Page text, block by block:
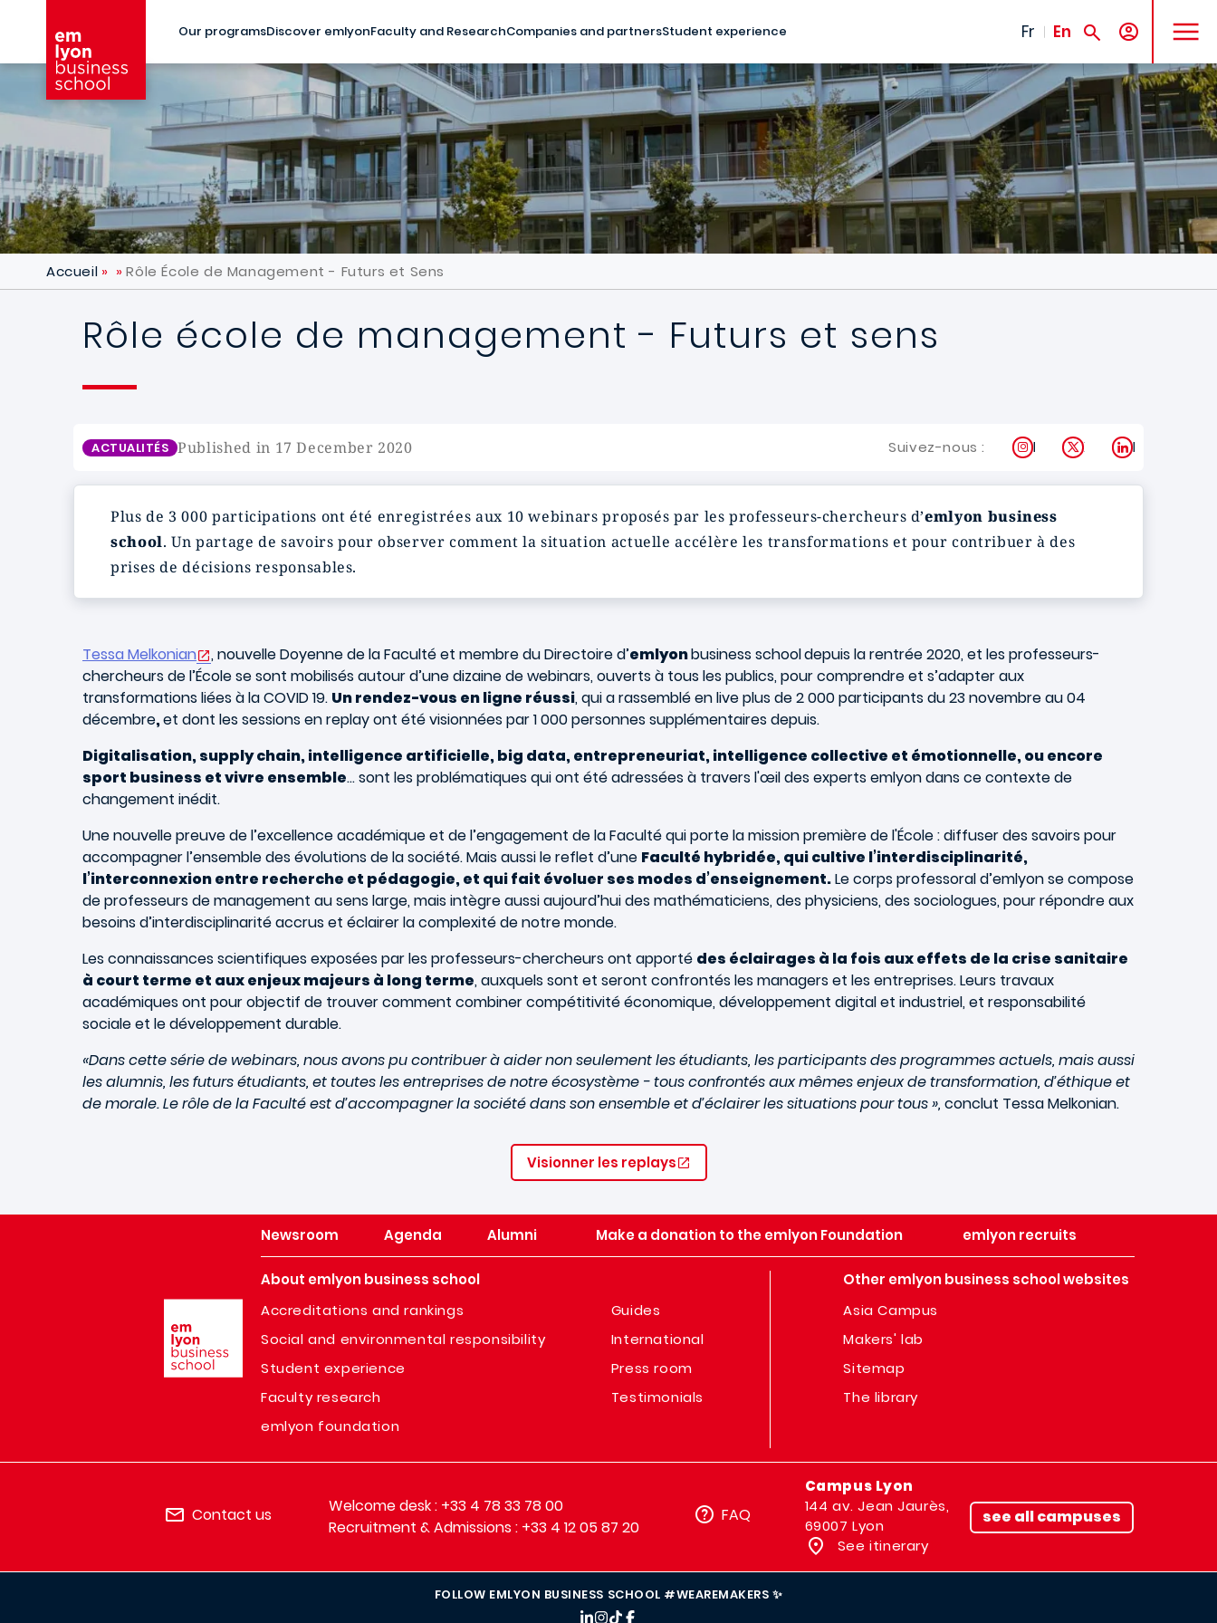
Our programsDiscover emlyonFaculty and ResearchCompanies and partnersStudent experience Fr En
MENU
Accueil Rôle École de Management - Futurs et Sens
Rôle école de management - Futurs et sens
ACTUALITÉS Published in 17 December 2020 Suivez-nous : Instagram
X LinkedIn
Plus de 3 000 participations ont été enregistrées aux 10 webinars proposés par les professeurs-chercheurs d’emlyon business
school. Un partage de savoirs pour observer comment la situation actuelle accélère les transformations et pour contribuer à des
prises de décisions responsables.
Tessa Melkonian , nouvelle Doyenne de la Faculté et membre du Directoire d’emlyonbusiness schooldepuis la rentrée 2020, et les professeurs-
chercheurs de l’École se sont mobilisés autour d’une dizaine de webinars, ouverts à tous les publics, pour comprendre et s’adapter aux
transformations liées à la COVID 19. Un rendez-vous en ligne réussi, qui a rassemblé en live plus de 2 000 participants du 23 novembre au 04
décembre,et dont les sessions en replay ont été visionnées par 1 000 personnes supplémentaires depuis.
Digitalisation, supply chain, intelligence artificielle, big data, entrepreneuriat, intelligence collective et émotionnelle, ou encore
sport business et vivre ensemble… sont les problématiques qui ont été adressées à travers l'œil des experts emlyon dans ce contexte de
changement inédit.
Une nouvelle preuve de l’excellence académique et de l’engagement de la Faculté qui porte la mission première de l'École : diffuser des savoirs pour
accompagner l’ensemble des évolutions de la société. Mais aussi le reflet d’une Faculté hybridée, qui cultive l’interdisciplinarité,
l’interconnexion entre recherche et pédagogie, et qui fait évoluer ses modes d’enseignement.Le corps professoral d’emlyon se compose
de professeurs de management au sens large, mais intègre aussi aujourd’hui des mathématiciens, des physiciens, des sociologues, pour répondre aux
besoins d’interdisciplinarité accrus et éclairer la complexité de notre monde.
Les connaissances scientifiques exposées par les professeurs-chercheurs ont apporté des éclairages à la fois aux effets de la crise sanitaire
à court terme et aux enjeux majeurs à long terme, auxquels sont et seront confrontés les managers et les entreprises. Leurs travaux
académiques ont pour objectif de trouver comment combiner compétitivité économique, développement digital et industriel, et responsabilité
sociale et le développement durable.
«Dans cette série de webinars, nous avons pu contribuer à aider non seulement les étudiants, les participants des programmes actuels, mais aussi
les alumnis, les futurs étudiants, et toutes les entreprises de notre écosystème - tous confrontés aux mêmes enjeux de transformation, d’éthique et
de morale. Le rôle de la Faculté est d’accompagner la société dans son ensemble et d’éclairer les situations pour tous », conclut Tessa Melkonian.
Visionner les replays
Newsroom Agenda Alumni Make a donation to the emlyon Foundation emlyon recruits
About emlyon business school
Accreditations and rankings
Social and environmental responsibility
Student experience
Faculty research
emlyon foundation
Guides
International
Press room
Testimonials
Other emlyon business school websites
Asia Campus
Makers' lab
Sitemap
The library
Contact us
Welcome desk : +33 4 78 33 78 00
Recruitment & Admissions : +33 4 12 05 87 20
FAQ
Campus Lyon
144 av. Jean Jaurès,
69007 Lyon
See itinerary
see all campuses
FOLLOW EMLYON BUSINESS SCHOOL #WEAREMAKERS ✨